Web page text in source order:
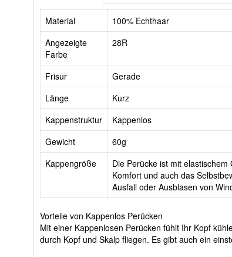
Material
100% Echthaar
Angezeigte
Farbe
28R
Frisur
Gerade
Länge
Kurz
Kappenstruktur
Kappenlos
Gewicht
60g
Kappengröße
Die Perücke ist mit
Komfort und auch das
Ausfall oder Ausblasen von
Vorteile von Kappenlos Perücken
Mit einer Kappenlosen Perücken fühlt Ihr Kopf
durch Kopf und Skalp fliegen. Es gibt auch ein